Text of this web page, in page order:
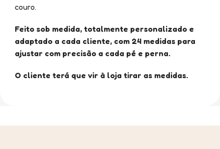
couro.
Feito sob medida, totalmente personalizado e
adaptado a cada cliente, com 24 medidas para
ajustar com precisão a cada pé e perna.
O cliente terá que vir à loja tirar as medidas.